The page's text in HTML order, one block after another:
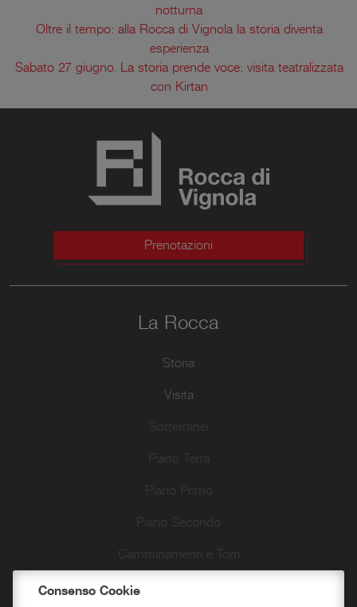
notturna
Oltre il tempo: alla Rocca di Vignola la storia diventa
esperienza
Sabato 27 giugno. La storia prende voce: visita teatralizzata
con Kirtan
Prenotazioni
La Rocca
Storia
Visita
Sotterranei
Piano Terra
Piano Primo
Piano Secondo
Camminamenti e Torri
Passeggiate d’autore
Consenso Cookie